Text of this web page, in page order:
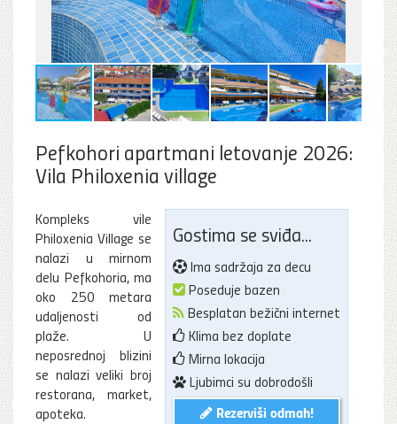
Pefkohori apartmani letovanje 2026:
Vila Philoxenia village
Gostima se sviđa...
Ima sadržaja za decu
Poseduje bazen
Besplatan bežični internet
Klima bez doplate
Mirna lokacija
Ljubimci su dobrodošli
Rezerviši odmah!
Kompleks vile
Philoxenia Village se
nalazi u mirnom
delu Pefkohoria, ma
oko 250 metara
udaljenosti od
plaže. U
neposrednoj blizini
se nalazi veliki broj
restorana, market,
apoteka.